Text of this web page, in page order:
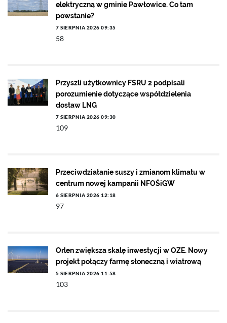
elektryczną w gminie Pawłowice. Co tam
powstanie?
7 SIERPNIA 2026 09:35
58
Przyszli użytkownicy FSRU 2 podpisali
porozumienie dotyczące współdzielenia
dostaw LNG
7 SIERPNIA 2026 09:30
109
Przeciwdziałanie suszy i zmianom klimatu w
centrum nowej kampanii NFOŚiGW
6 SIERPNIA 2026 12:18
97
Orlen zwiększa skalę inwestycji w OZE. Nowy
projekt połączy farmę słoneczną i wiatrową
5 SIERPNIA 2026 11:58
103